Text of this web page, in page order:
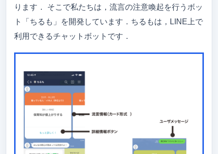
ゼミ旅行
吉野研ブログ
ります． そこで私たちは，流言の注意喚起を行うボッ
ト「ちるも」を開発しています．ちるもは，LINE上で
利用できるチャットボットです．